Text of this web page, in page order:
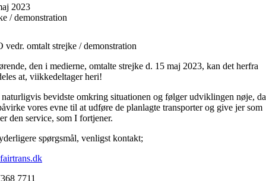
2023
/ demonstration
vedr. omtalt strejke / demonstration
den i medierne, omtalte strejke d. 15 maj 2023, kan det herfra
at, viikkedeltager heri!
bevidste omkring situationen og følger udviklingen nøje,
vores evne til at udføre de planlagte transporter og give jer som
den service, som I fortjener.
spørgsmål, venligst kontakt;
fairtrans.dk
7711